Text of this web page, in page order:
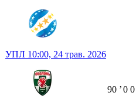
УПЛ 10:00, 24 трав. 2026
90 ʼ0 0